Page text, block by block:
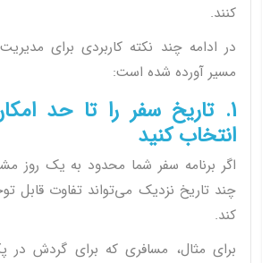
کنند.
در ادامه چند نکته کاربردی برای
مسیر آورده شده است:
1. تاریخ سفر را تا حد
انتخاب کنید
اگر برنامه سفر شما محدود به یک
چند تاریخ نزدیک می‌تواند تفاوت قابل
کند.
برای مثال، مسافری که برای گردش در